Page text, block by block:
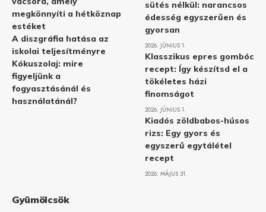
megkönnyíti a hétköznap
estéket
A diszgráfia hatása az
iskolai teljesítményre
Kókuszolaj: mire
figyeljünk a
fogyasztásánál és
használatánál?
sütés nélkül: narancsos
édesség egyszerűen és
gyorsan
2026. JÚNIUS 1.
Klasszikus epres gombóc
recept: Így készítsd el a
tökéletes házi
finomságot
2026. JÚNIUS 1.
Kiadós zöldbabos-húsos
rizs: Egy gyors és
egyszerű egytálétel
recept
2026. MÁJUS 31.
Gyümölcsök